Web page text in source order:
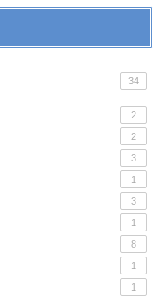
34
2
2
3
1
3
1
8
1
1